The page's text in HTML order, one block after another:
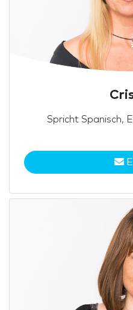
Spricht Spanisch,